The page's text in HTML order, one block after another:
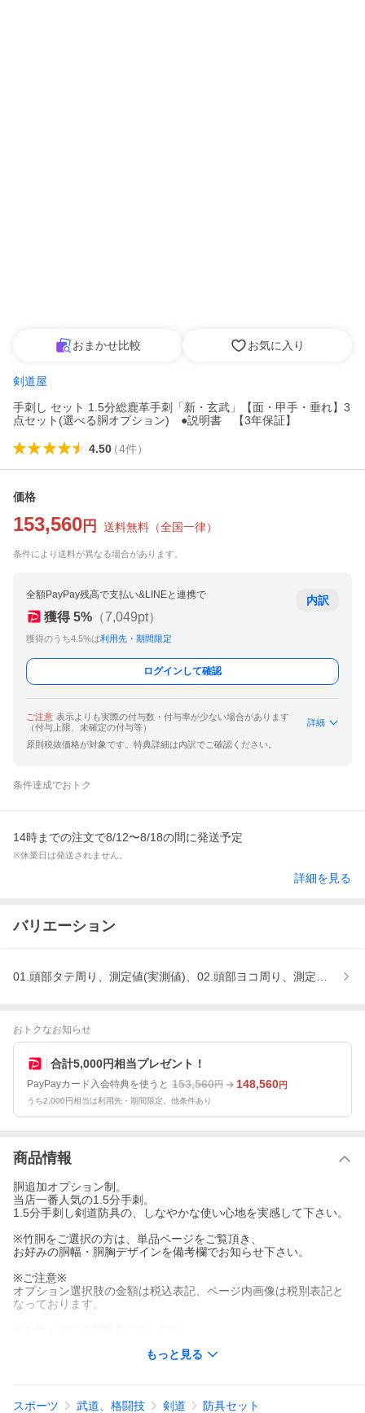
おまかせ比較 お気に入り
剣道屋
手刺し セット 1.5分総鹿革手刺「新・玄武」【面・甲手・垂れ】3
点セット(選べる胴オプション) ●説明書 【3年保証】
4.50（4件）
価格
153,560 円 送料無料 （全国一律）
条件により送料が異なる場合があります。
全額PayPay残高で支払い&LINEと連携で
獲得 5% （7,049pt）
獲得のうち4.5%は利用先・期間限定
内訳
ログインして確認
ご注意 表示よりも実際の付与数・付与率が少ない場合があります
（付与上限、未確定の付与等）
詳細
原則税抜価格が対象です。特典詳細は内訳でご確認ください。
条件達成でおトク
14時までの注文で8/12〜8/18の間に発送予定
※休業日は発送されません。
詳細を見る
バリエーション
01.頭部タテ周り、測定値(実測値)、02.頭部ヨコ周り、測定値(実
おトクなお知らせ
合計5,000円相当プレゼント！
PayPayカード入会特典を使うと 153,560円 148,560円
うち2,000円相当は利用先・期間限定。他条件あり
商品情報
胴追加オプション制。
当店一番人気の1.5分手刺。
1.5分手刺し剣道防具の、しなやかな使い心地を実感して下さい。
※竹胴をご選択の方は、単品ページをご覧頂き、
お好みの胴幅・胴胸デザインを備考欄でお知らせ下さい。
※ご注意※
オプション選択肢の金額は税込表記、ページ内画像は税別表記と
なっております。
品種によって異なります。
一部の追加料金は、カート上やヤフーからのメールでは計算され
もっと見る
スポーツ 武道、格闘技 剣道 防具セット